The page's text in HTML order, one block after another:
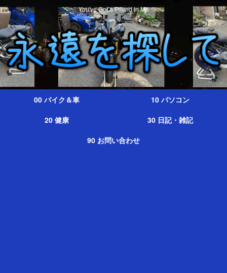
You've Got a Friend in Me
00 バイク＆車
10 パソコン
20 健康
30 日記・雑記
90 お問い合わせ